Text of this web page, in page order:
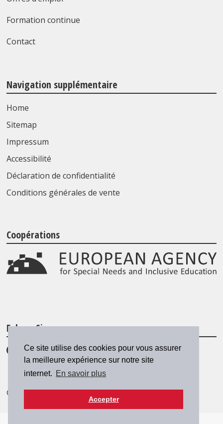
Ce site utilise des cookies pour vous assurer
la meilleure expérience sur notre site
internet. En savoir plus
Accepter
Formation continue
Contact
Navigation supplémentaire
Home
Sitemap
Impressum
Accessibilité
Déclaration de confidentialité
Conditions générales de vente
Coopérations
Folgen Sie uns
© 2026 SZH/CSPS|csps@csps.ch